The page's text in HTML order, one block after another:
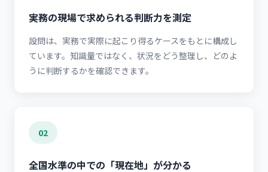
実務の現場で求められる判断力を測定
設問は、実務で実際に起こり得るケースをもとに構成し
ています。知識量ではなく、状況をどう整理し、どのよ
うに判断するかを確認できます。
02
全国水準の中での「現在地」が分かる